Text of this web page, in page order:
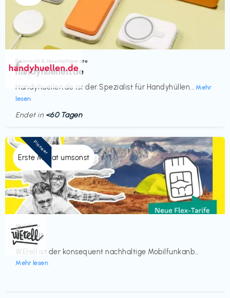
Elektronik & Haushaltsgeräte
handyhuellen.de
Handyhuellen.de ist der Spezialist für Handyhüllen... Mehr
lesen
€‎
Endet in <60 Tagen
Erste Monat umsonst
Mobilfunk
WEtell
WEtell ist der konsequent nachhaltige Mobilfunkanb...
Mehr lesen
€‎
Pioneer